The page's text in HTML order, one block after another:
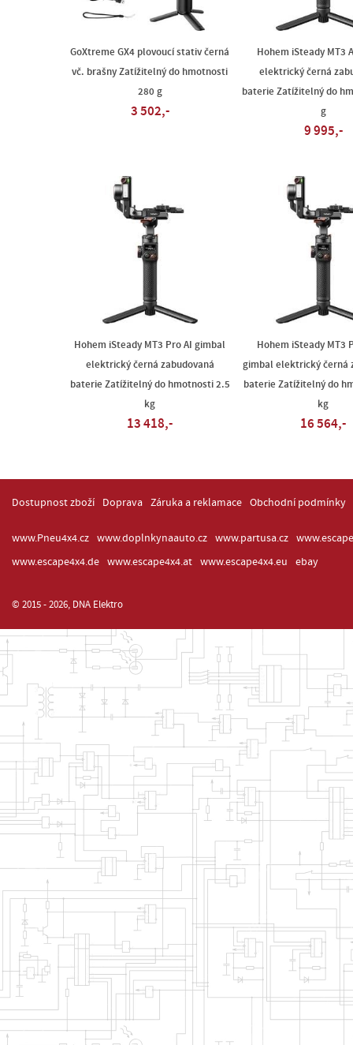
GoXtreme GX4 plovoucí stativ černá
vč. brašny Zatížitelný do hmotnosti
280 g
3 502,-
Hohem iSteady MT3
elektrický černá
baterie Zatížitelný do
g
9 995,-
Hohem iSteady MT3 Pro AI gimbal
elektrický černá zabudovaná
baterie Zatížitelný do hmotnosti 2.5
kg
13 418,-
Hohem iSteady MT3
gimbal elektrický černá
baterie Zatížitelný do
kg
16 564,-
Dostupnost zboží Doprava Záruka a reklamace Obchodní podmínky
www.Pneu4x4.cz www.doplnkynaauto.cz www.partusa.cz
www.escape4x4.de
www.escape4x4.at www.escape4x4.eu ebay
© 2015 - 2026, DNA Elektro